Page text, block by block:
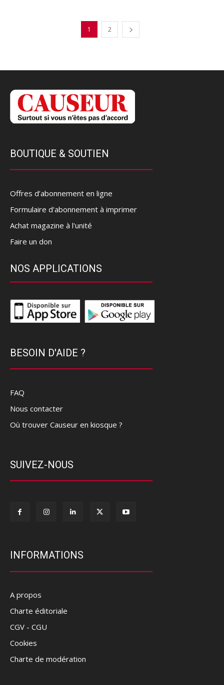
1 2
BOUTIQUE & SOUTIEN
Offres d’abonnement en ligne
Formulaire d'abonnement à imprimer
Achat magazine à l'unité
Faire un don
NOS APPLICATIONS
BESOIN D'AIDE ?
FAQ
Nous contacter
Où trouver Causeur en kiosque ?
SUIVEZ-NOUS
INFORMATIONS
A propos
Charte éditoriale
CGV - CGU
Cookies
Charte de modération